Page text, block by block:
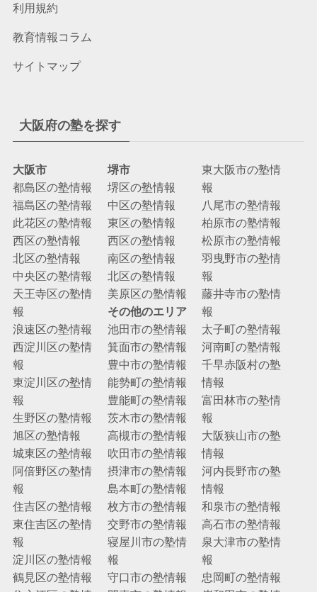
利用規約
教育情報コラム
サイトマップ
大阪府の塾を探す
大阪市
都島区の塾情報
福島区の塾情報
此花区の塾情報
西区の塾情報
北区の塾情報
中央区の塾情報
天王寺区の塾情
報
浪速区の塾情報
西淀川区の塾情
報
東淀川区の塾情
報
生野区の塾情報
旭区の塾情報
城東区の塾情報
阿倍野区の塾情
報
住吉区の塾情報
東住吉区の塾情
報
淀川区の塾情報
鶴見区の塾情報
堺市
堺区の塾情報
中区の塾情報
東区の塾情報
西区の塾情報
南区の塾情報
北区の塾情報
美原区の塾情報
その他のエリア
池田市の塾情報
箕面市の塾情報
豊中市の塾情報
能勢町の塾情報
豊能町の塾情報
茨木市の塾情報
高槻市の塾情報
吹田市の塾情報
摂津市の塾情報
島本町の塾情報
枚方市の塾情報
交野市の塾情報
寝屋川市の塾情
報
守口市の塾情報
東大阪市の塾情
報
八尾市の塾情報
柏原市の塾情報
松原市の塾情報
羽曳野市の塾情
報
藤井寺市の塾情
報
太子町の塾情報
河南町の塾情報
千早赤阪村の塾
情報
富田林市の塾情
報
大阪狭山市の塾
情報
河内長野市の塾
情報
和泉市の塾情報
高石市の塾情報
泉大津市の塾情
報
忠岡町の塾情報